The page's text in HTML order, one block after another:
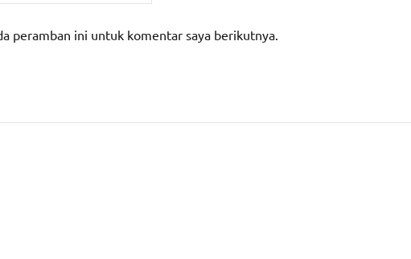
peramban ini untuk komentar saya berikutnya.